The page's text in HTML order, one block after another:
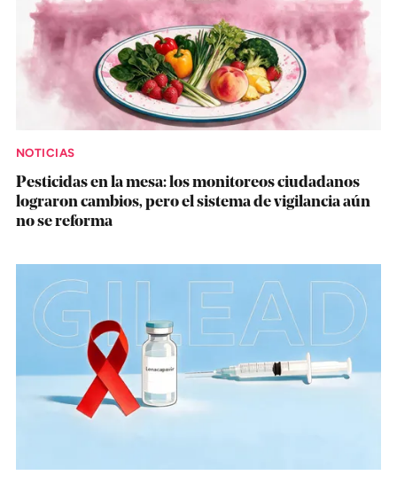
NOTICIAS
Pesticidas en la mesa: los monitoreos ciudadanos
lograron cambios, pero el sistema de vigilancia aún
no se reforma